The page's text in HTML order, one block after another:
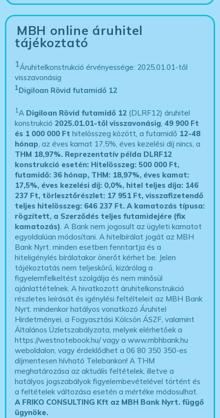
MBH online áruhitel
tájékoztató
1Áruhitelkonstrukció érvényessége: 2025.01.01-től
visszavonásig
1Digiloan Rövid futamidő 12
1A Digiloan Rövid futamidő 12 (DLRF12) áruhitel
konstrukció 2025.01.01-től visszavonásig,49 900 Ft
és 1 000 000 Ft hitelösszeg között, a futamidő 12-48
hónap, az éves kamat 17,5%, éves kezelési díj nincs, a
THM 18,97%. Reprezentatív példa DLRF12
konstrukció esetén: Hitelösszeg: 500 000 Ft,
futamidő: 36 hónap, THM: 18,97%, éves kamat:
17,5%, éves kezelési díj: 0,0%, hitel teljes díja: 146
237 Ft, törlesztőrészlet: 17 951 Ft, visszafizetendő
teljes hitelösszeg: 646 237 Ft.A kamatozás típusa:
rögzített, a Szerződés teljes futamidejére (fix
kamatozás). A Bank nem jogosult az ügyleti kamatot
egyoldalúan módosítani. A hitelbírálat jogát az MBH
Bank Nyrt. minden esetben fenntartja és a
hiteligénylés bírálatakor önerőt kérhet be. Jelen
tájékoztatás nem teljeskörű, kizárólag a
figyelemfelkeltést szolgálja és nem minősül
ajánlattételnek. A hivatkozott áruhitelkonstrukció
részletes leírását és igénylési feltélteleit az MBH Bank
Nyrt. mindenkor hatályos vonatkozó Áruhitel
Hirdetményei, a Fogyasztási Kölcsön ÁSZF, valamint
Általános Üzletszabályzata, melyek elérhetőek a
https://westnotebook.hu/vagy a www.mbhbank.hu
weboldalon, vagy érdeklődhet a 06 80 350 350-es
díjmentesen hívható Telebankon! A THM
meghatározása az aktuális feltételek, illetve a
hatályos jogszabályok figyelembevételével történt és
a feltételek változása esetén a mértéke módosulhat.
A FRIKO CONSULTING Kft az MBH Bank Nyrt. függő
ügynöke.